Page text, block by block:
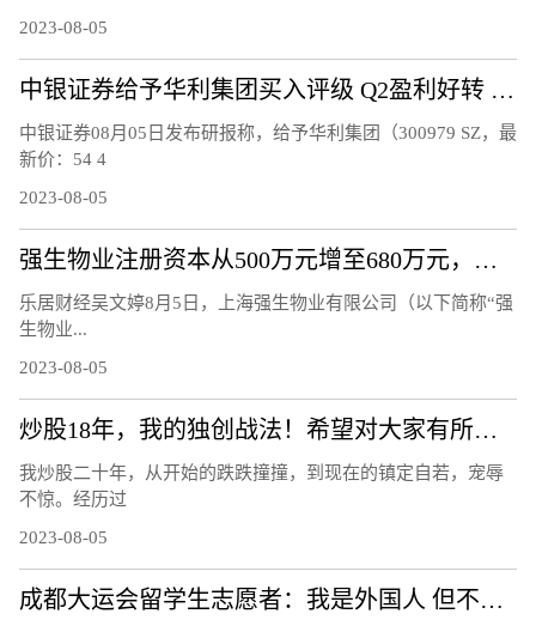
2023-08-05
中银证券给予华利集团买入评级 Q2盈利好转 期待下半年订单拐点显现
中银证券08月05日发布研报称，给予华利集团（300979 SZ，最
新价：54 4
2023-08-05
强生物业注册资本从500万元增至680万元，增幅36%
乐居财经吴文婷8月5日，上海强生物业有限公司（以下简称“强
生物业...
2023-08-05
炒股18年，我的独创战法！希望对大家有所帮助
我炒股二十年，从开始的跌跌撞撞，到现在的镇定自若，宠辱
不惊。经历过
2023-08-05
成都大运会留学生志愿者：我是外国人 但不是外人